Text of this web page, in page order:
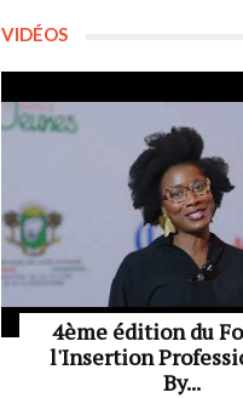
VIDÉOS
4ème édition du
l'Insertion
By...